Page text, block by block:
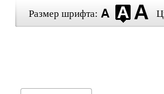
Размер шрифта: